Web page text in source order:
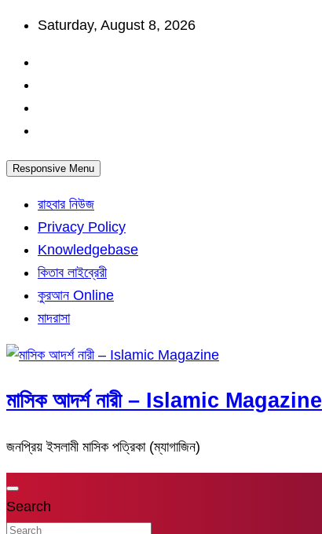
Skip
content
Saturday, August 8, 2026
Responsive Menu
রাহবার নিউজ
Privacy Policy
Knowledgebase
কিতাব লাইব্রেরী
কুরআন Online
মাদরাসা
মাসিক আদর্শ নারী – Islamic Magazine
জনপ্রিয় ইসলামী মাসিক পত্রিকা (ম্যাগাজিন)
Search